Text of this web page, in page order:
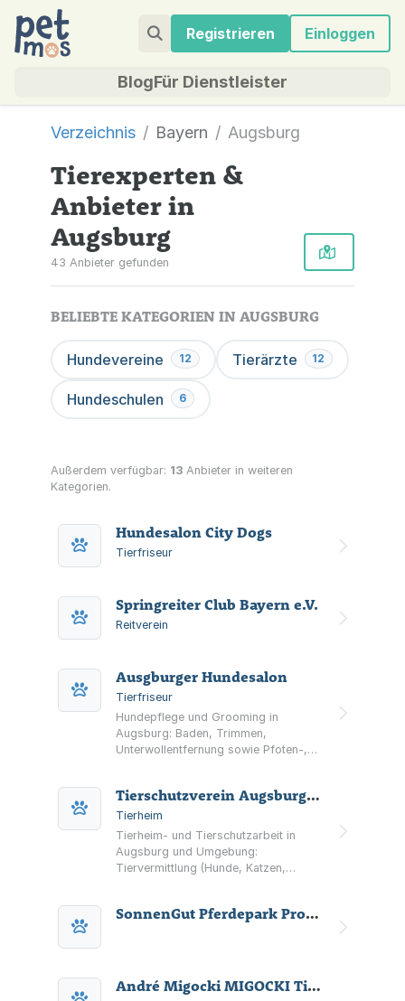
Registrieren Einloggen
BlogFür Dienstleister
Verzeichnis Bayern Augsburg
Tierexperten &
Anbieter in
Augsburg
43 Anbieter gefunden
BELIEBTE KATEGORIEN IN AUGSBURG
Hundevereine 12 Tierärzte 12
Hundeschulen 6
Außerdem verfügbar: 13 Anbieter in weiteren
Kategorien.
Hundesalon City Dogs
Tierfriseur
Springreiter Club Bayern e.V.
Reitverein
Ausgburger Hundesalon
Tierfriseur
Hundepflege und Grooming in
Augsburg: Baden, Trimmen,
Unterwollentfernung sowie Pfoten-,
Tierschutzverein Augsburg und Umgebung e.V.
Tierheim
Tierheim- und Tierschutzarbeit in
Augsburg und Umgebung:
Tiervermittlung (Hunde, Katzen,
Standorten an der Holzbachstraße,SonnenGut Pferdepark Property GmbH
André Migocki MIGOCKI Tierernährung